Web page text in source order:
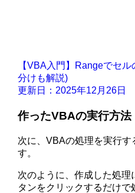
【VBA入門】Rangeでセ
分けも解説)
更新日：2025年12月26日
作ったVBAの実行方法
次に、VBAの処理を実行す
す。
次のように、作成した処
タンをクリックするだけで